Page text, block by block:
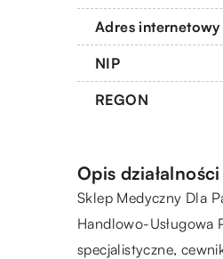
Adres internetowy
NIP
REGON
Opis działalności
Sklep Medyczny Dla
Handlowo-Usługowa
specjalistyczne,